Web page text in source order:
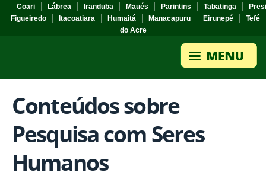
Coari
Lábrea Iranduba Maués Parintins Tabatinga
Figueiredo
Itacoatiara Humaitá Manacapuru Eirunepé
Tefé
do Acre
Conteúdos sobre
Pesquisa com Seres
Humanos